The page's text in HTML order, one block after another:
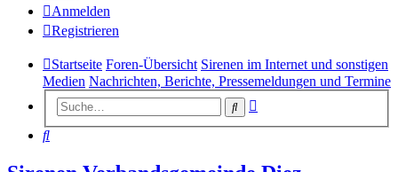
Anmelden
Registrieren
Startseite Foren-Übersicht Sirenen im Internet und sonstigen
Medien Nachrichten, Berichte, Pressemeldungen und Termine
Suche
Suche